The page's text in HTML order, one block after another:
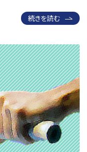
続きを読む